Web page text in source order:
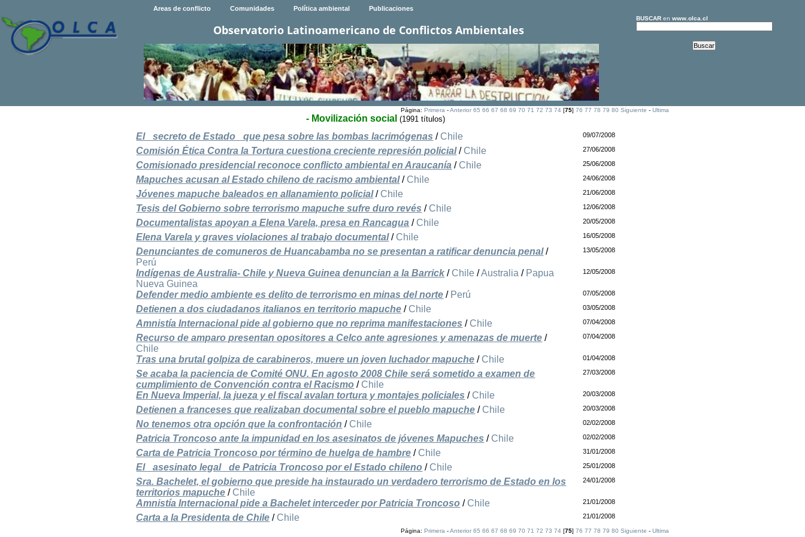
Areas de conflicto Comunidades Política ambiental Publicaciones
Observatorio Latinoamericano de Conflictos Ambientales
BUSCARen www.olca.cl
Página: Primera-Anterior 65 66 67 68 69 70 71 72 73 74[75] 76 77 78 79 80 Siguiente - Ultima
- Movilización social (1991 títulos)
El _secreto de Estado_ que pesa sobre las bombas lacrimógenas / Chile 09/07/2008
Comisión Ética Contra la Tortura cuestiona creciente represión policial/ Chile 27/06/2008
Comisionado presidencial reconoce conflicto ambiental en Araucanía / Chile 25/06/2008
Mapuches acusan al Estado chileno de racismo ambiental/ Chile 24/06/2008
Jóvenes mapuche baleados en allanamiento policial/ Chile 21/06/2008
Tesis del Gobierno sobre terrorismo mapuche sufre duro revés / Chile 12/06/2008
Documentalistas apoyan a Elena Varela, presa en Rancagua / Chile 20/05/2008
Elena Varela y graves violaciones al trabajo documental/ Chile 16/05/2008
Denunciantes de comuneros de Huancabamba no se presentan a ratificar denuncia penal/
Perú
13/05/2008
Indígenas de Australia- Chile y Nueva Guinea denuncian a la Barrick / Chile /Australia / Papua
Nueva Guinea
12/05/2008
Defender medio ambiente es delito de terrorismo en minas del norte / Perú 07/05/2008
Detienen a dos ciudadanos italianos en territorio mapuche / Chile 03/05/2008
Amnistía Internacional pide al gobierno que no reprima manifestaciones / Chile 07/04/2008
Recurso de amparo presentan opositores a Celco ante agresiones y amenazas de muerte /
Chile
07/04/2008
Tras una brutal golpiza de carabineros, muere un joven luchador mapuche / Chile 01/04/2008
Se acaba la paciencia de Comité ONU. En agosto 2008 Chile será sometido a examen de
cumplimiento de Convención contra el Racismo / Chile
27/03/2008
En Nueva Imperial, la jueza y el fiscal avalan tortura y montajes policiales / Chile 20/03/2008
Detienen a franceses que realizaban documental sobre el pueblo mapuche / Chile 20/03/2008
No tenemos otra opción que la confrontación / Chile 02/02/2008
Patricia Troncoso ante la impunidad en los asesinatos de jóvenes Mapuches / Chile 02/02/2008
Carta de Patricia Troncoso por término de huelga de hambre / Chile 31/01/2008
El _asesinato legal_ de Patricia Troncoso por el Estado chileno / Chile 25/01/2008
Sra. Bachelet, el gobierno que preside ha instaurado un verdadero terrorismo de Estado en los
territorios mapuche / Chile
24/01/2008
Amnistía Internacional pide a Bachelet interceder por Patricia Troncoso / Chile 21/01/2008
Carta a la Presidenta de Chile / Chile 21/01/2008
Página: Primera-Anterior 65 66 67 68 69 70 71 72 73 74[75] 76 77 78 79 80 Siguiente - Ultima